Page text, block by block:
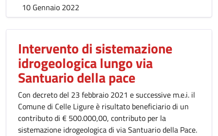
10 Gennaio 2022
Intervento di sistemazione
idrogeologica lungo via
Santuario della pace
Con decreto del 23 febbraio 2021 e successive m.e.i. il
Comune di Celle Ligure è risultato beneficiario di un
contributo di € 500.000,00, contributo per la
sistemazione idrogeologica di via Santuario della Pace.